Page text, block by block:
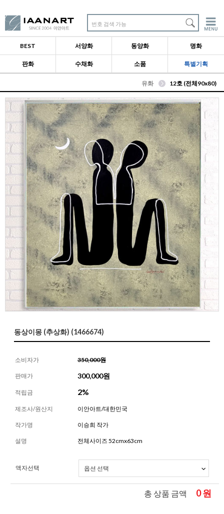
번호 검색 가능
BEST 서양화 동양화 명화
판화 수채화 소품 특별기획
유화 12호 (전체90x80)
동상이몽 (추상화) (1466674)
소비자가 350,000원
판매가 300,000원
적립금 2%
제조사/원산지 이안아트/대한민국
작가명 이승희 작가
설명 전체사이즈 52cmx63cm
액자선택
총 상품 금액 0원